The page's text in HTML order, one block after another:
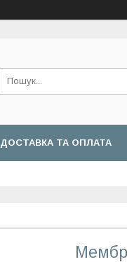
ДОСТАВКА ТА ОПЛАТА